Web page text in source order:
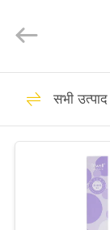
उत्पादों
CARE
CENTER.
ओरल
सभी उत्पाद